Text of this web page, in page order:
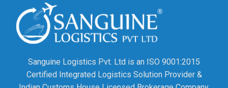
Sanguine Logistics Pvt. Ltd is an ISO 9001:2015
Certified Integrated Logistics Solution Provider &